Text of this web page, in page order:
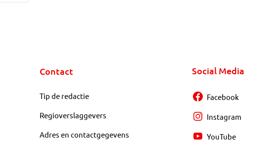
Contact
Tip de redactie
Regioverslaggevers
Adres en contactgegevens
Social Media
Facebook
Instagram
YouTube